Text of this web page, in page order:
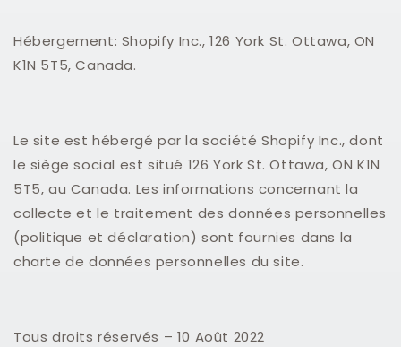
Hébergement: Shopify Inc., 126 York St. Ottawa, ON
K1N 5T5, Canada.
Le site est hébergé par la société Shopify Inc., dont
le siège social est situé 126 York St. Ottawa, ON K1N
5T5, au Canada. Les informations concernant la
collecte et le traitement des données personnelles
(politique et déclaration) sont fournies dans la
charte de données personnelles du site.
Tous droits réservés – 10 Août 2022